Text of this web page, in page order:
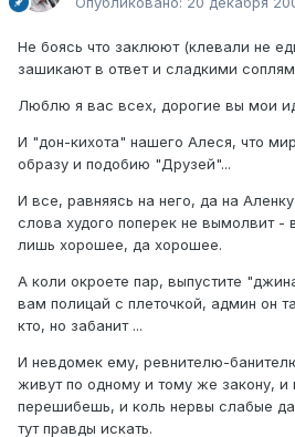
Не боясь что заклюют (клевали не
зашикают в ответ и сладкими
Люблю я вас всех, дорогие вы мои
И "дон-кихота" нашего Алеся, что
образу и подобию "Друзей"...
И все, равняясь на него, да на
слова худого поперек не вымолвит -
лишь хорошее, да хорошее.
А коли окроете пар, выпустите
вам полицай с плеточкой, админ он
кто, но забанит ...
И невдомек ему, ревнителю-
живут по одному и тому же закону, и
перешибешь, и коль нервы слабые
тут правды искать.